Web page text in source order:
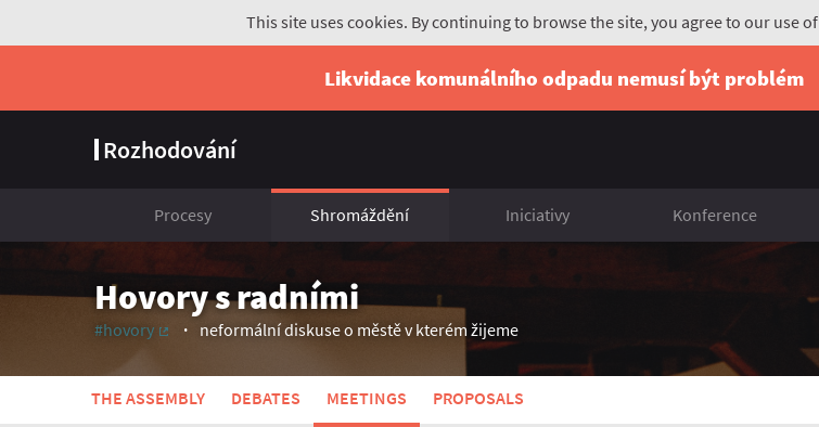
This site uses cookies. By continuing to browse the site, you agree to our use
Likvidace komunálního odpadu nemusí být problém
Rozhodování
Procesy Shromáždění Iniciativy Konference
Hovory s radními
#hovory
neformální diskuse o městě v kterém žijeme
THE ASSEMBLY DEBATES MEETINGS PROPOSALS